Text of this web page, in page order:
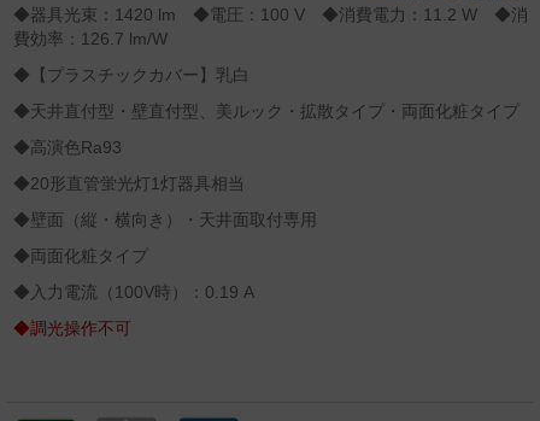
◆器具光束：1420 lm ◆電圧：100 V ◆消費電力：11.2 W ◆消
費効率：126.7 lm/W
◆【プラスチックカバー】乳白
◆天井直付型・壁直付型、美ルック・拡散タイプ・両面化粧タイプ
◆高演色Ra93
◆20形直管蛍光灯1灯器具相当
◆壁面（縦・横向き）・天井面取付専用
◆両面化粧タイプ
◆入力電流（100V時）：0.19 A
◆調光操作不可